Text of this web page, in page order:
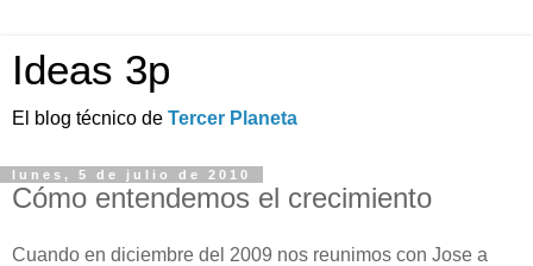
Ideas 3p
El blog técnico de Tercer Planeta
lunes, 5 de julio de 2010
Cómo entendemos el crecimiento
Cuando en diciembre del 2009 nos reunimos con Jose a